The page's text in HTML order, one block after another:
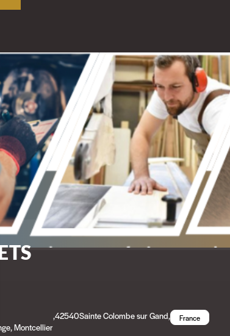
Montcellier
,42540Sainte Colombe sur Gand, France